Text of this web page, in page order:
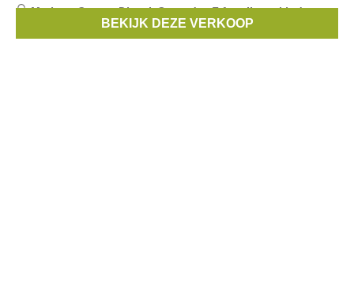
Merken:Guess,Diesel,Superdry,7 for all mankind,
BEKIJK DEZE VERKOOP